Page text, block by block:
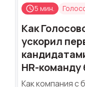
5 мин.
Как
ускорил
HR-
Как компания с